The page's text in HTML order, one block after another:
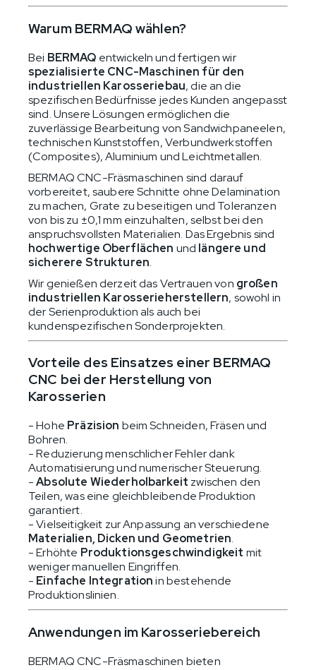
Warum BERMAQ wählen?
Bei BERMAQ entwickeln und fertigen wir
spezialisierte CNC-Maschinen für den
industriellen Karosseriebau, die an die
spezifischen Bedürfnisse jedes Kunden angepasst
sind. Unsere Lösungen ermöglichen die
zuverlässige Bearbeitung von Sandwichpaneelen,
technischen Kunststoffen, Verbundwerkstoffen
(Composites), Aluminium und Leichtmetallen.
BERMAQ CNC-Fräsmaschinen sind darauf
vorbereitet, saubere Schnitte ohne Delamination
zu machen, Grate zu beseitigen und Toleranzen
von bis zu ±0,1 mm einzuhalten, selbst bei den
anspruchsvollsten Materialien. Das Ergebnis sind
hochwertige Oberflächen und längere und
sicherere Strukturen.
Wir genießen derzeit das Vertrauen von großen
industriellen Karosserieherstellern, sowohl in
der Serienproduktion als auch bei
kundenspezifischen Sonderprojekten.
Vorteile des Einsatzes einer BERMAQ
CNC bei der Herstellung von
Karosserien
- Hohe Präzision beim Schneiden, Fräsen und
Bohren.
- Reduzierung menschlicher Fehler dank
Automatisierung und numerischer Steuerung.
-Absolute Wiederholbarkeit zwischen den
Teilen, was eine gleichbleibende Produktion
garantiert.
- Vielseitigkeit zur Anpassung an verschiedene
Materialien, Dicken und Geometrien.
- Erhöhte Produktionsgeschwindigkeit mit
weniger manuellen Eingriffen.
- Einfache Integrationin bestehende
Produktionslinien.
Anwendungen im Karosseriebereich
BERMAQ CNC-Fräsmaschinen bieten